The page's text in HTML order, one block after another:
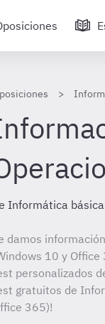
Informática
damos
10 y
personalizados
gratuitos de
365)!